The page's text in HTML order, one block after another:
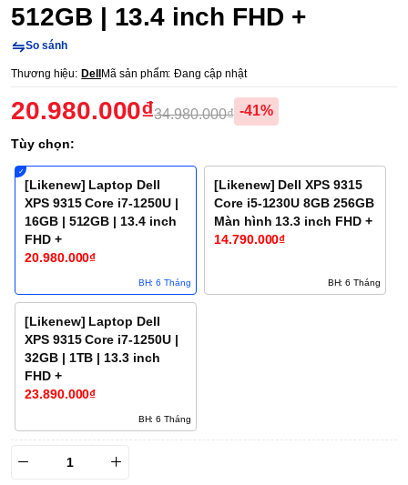
512GB | 13.4 inch FHD +
So sánh
Thương hiệu: Dell Mã sản phẩm: Đang cập nhật
20.980.000₫34.980.000₫ -41%
Tùy chọn:
[Likenew] Laptop Dell
XPS 9315 Core i7-1250U |
16GB | 512GB | 13.4 inch
FHD +
20.980.000₫
BH: 6 Tháng
[Likenew] Dell XPS 9315
Core i5-1230U 8GB 256GB
Màn hình 13.3 inch FHD +
14.790.000₫
BH: 6 Tháng
[Likenew] Laptop Dell
XPS 9315 Core i7-1250U |
32GB | 1TB | 13.3 inch
FHD +
23.890.000₫
BH: 6 Tháng